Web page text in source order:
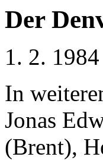
Der
1. 2. 1984
In
Jonas
(Brent),